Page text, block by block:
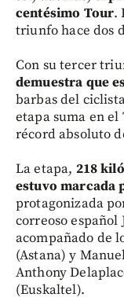
centésimo Tour.
triunfo hace dos
Con su tercer
demuestra que
barbas del
etapa suma en el
récord absoluto
La etapa, 218
estuvo marcada
protagonizada
correoso español
acompañado de
(Astana) y
Anthony
(Euskaltel).